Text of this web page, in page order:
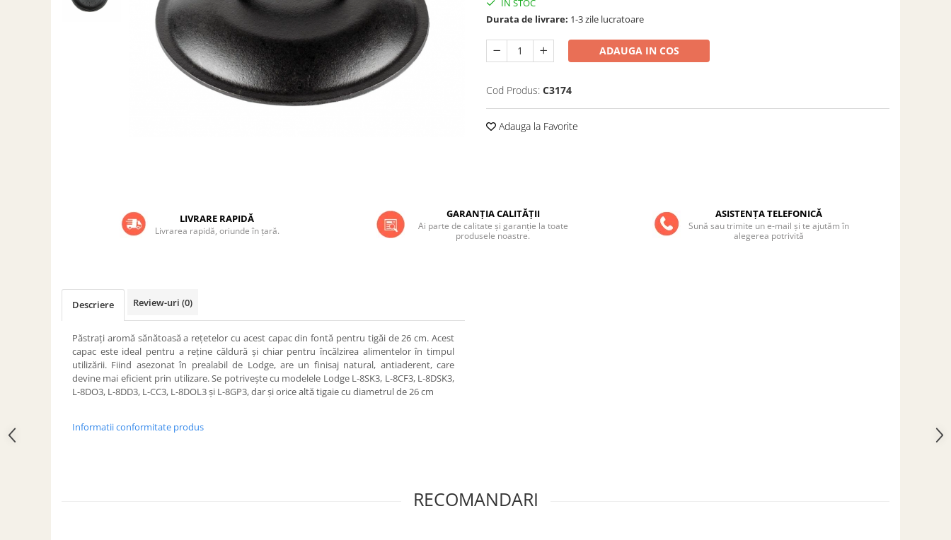
Grătare electrice
Vase pentru gătit din oțel
REDUCERI VASE DIN FONTĂ
ACCESORII PENTRU GATIT
COPERTINE ȘI PRELATE
Prelată impermeabilă din
polietilenă cu inele
COȘURI DE FUM
Coșuri de fum din inox
IN STOC
Durata de livrare: 1-3 zile lucratoare
ADAUGA IN COS
Cod Produs: C3174
Adauga la Favorite
LIVRARE RAPIDĂ
Livrarea rapidă, oriunde în țară.
GARANȚIA CALITĂȚII
Ai parte de calitate și garanție la toate
produsele noastre.
ASISTENȚA TELEFONICĂ
Sună sau trimite un e-mail și te ajutăm în
alegerea potrivită
Descriere Review-uri (0)
Păstrați aromă sănătoasă a rețetelor cu acest capac din fontă pentru tigăi de 26 cm. Acest
capac este ideal pentru a reține căldură și chiar pentru încălzirea alimentelor în timpul
utilizării. Fiind asezonat în prealabil de Lodge, are un finisaj natural, antiaderent, care
devine mai eficient prin utilizare. Se potrivește cu modelele Lodge L-8SK3, L-8CF3, L-8DSK3,
L-8DO3, L-8DD3, L-CC3, L-8DOL3 și L-8GP3, dar și orice altă tigaie cu diametrul de 26 cm
Informatii conformitate produs
RECOMANDARI